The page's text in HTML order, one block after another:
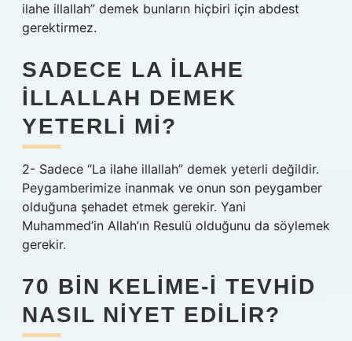
ilahe illallah” demek bunların hiçbiri için abdest
gerektirmez.
SADECE LA ILAHE
ILLALLAH DEMEK
YETERLI MI?
2- Sadece “La ilahe illallah” demek yeterli değildir.
Peygamberimize inanmak ve onun son peygamber
olduğuna şehadet etmek gerekir. Yani
Muhammed’in Allah’ın Resulü olduğunu da söylemek
gerekir.
70 BIN KELIME-I TEVHID
NASIL NIYET EDILIR?